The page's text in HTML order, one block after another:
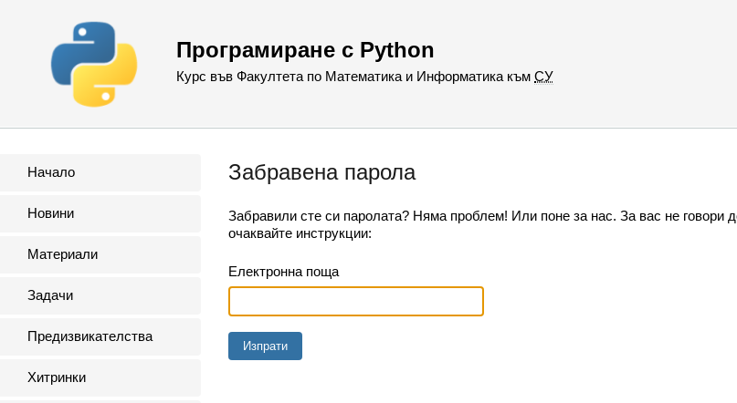
Програмиране с Python
Курс във Факултета по Математика и Информатика към СУ
Начало
Новини
Материали
Задачи
Предизвикателства
Хитринки
Забравена парола
Забравили сте си паролата? Няма проблем! Или поне за нас. За вас не говори
очаквайте инструкции:
Електронна поща